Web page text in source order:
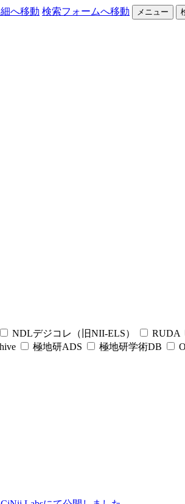
へ移動 検索フォームへ移動 メニュー
NDLデジコレ（旧NII-ELS） RUDA
極地研ADS 極地研学術DB